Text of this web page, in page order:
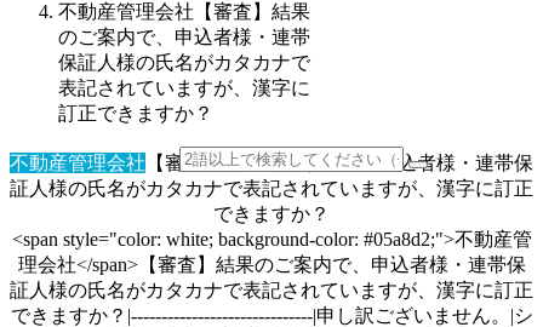
不動産管理会社【審査】結果
のご案内で、申込者様・連帯
保証人様の氏名がカタカナで
表記されていますが、漢字に
訂正できますか？
不動産管理会社 【審査】結果のご案内で、申込者様・連帯保
証人様の氏名がカタカナで表記されていますが、漢字に訂正
できますか？
<span style="color: white; background-color: #05a8d2;">不動産管
理会社</span>【審査】結果のご案内で、申込者様・連帯保
証人様の氏名がカタカナで表記されていますが、漢字に訂正
できますか？|------------------------------|申し訳ございません。|シ